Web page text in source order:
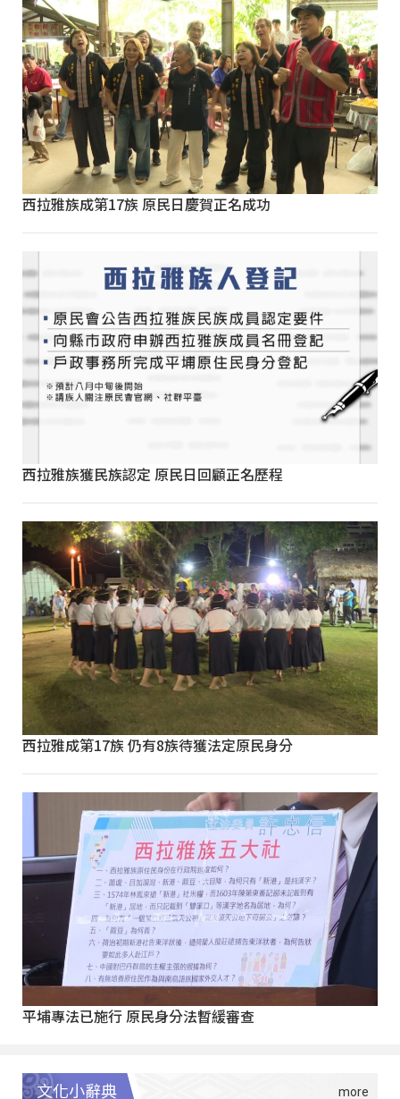
西拉雅族成第17族 原民日慶賀正名成功
西拉雅族獲民族認定 原民日回顧正名歷程
西拉雅成第17族 仍有8族待獲法定原民身分
平埔專法已施行 原民身分法暫緩審查
文化小辭典